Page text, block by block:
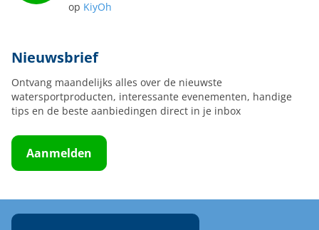
op KiyOh
Nieuwsbrief
Ontvang maandelijks alles over de nieuwste
watersportproducten, interessante evenementen, handige
tips en de beste aanbiedingen direct in je inbox
Aanmelden